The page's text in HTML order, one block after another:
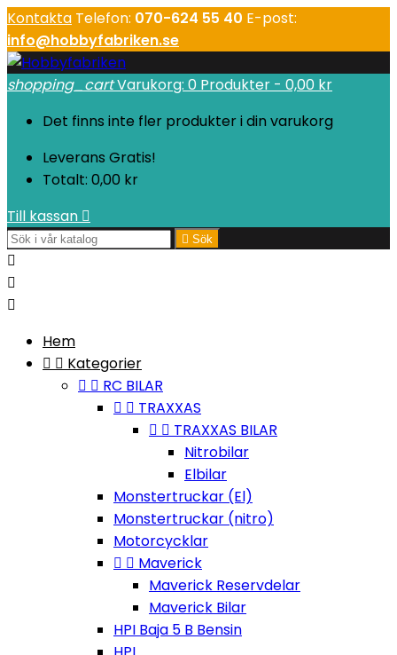
Kontakta Telefon: 070-624 55 40 E-post:
info@hobbyfabriken.se
shopping_cartVarukorg: 0 Produkter - 0,00 kr
Det finns inte fler produkter i din varukorg
Leverans Gratis!
Totalt: 0,00 kr
Till kassan 
 Sök



Hem
  Kategorier
  RC BILAR
  TRAXXAS
  TRAXXAS BILAR
Nitrobilar
Elbilar
Monstertruckar (El)
Monstertruckar (nitro)
Motorcycklar
  Maverick
Maverick Reservdelar
Maverick Bilar
HPI Baja 5 B Bensin